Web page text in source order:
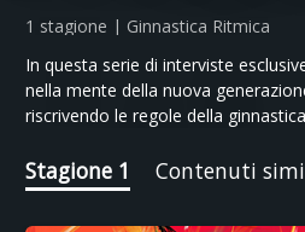
1 stagione | Ginnastica Ritmica
In questa serie di interviste
nella mente della nuova
riscrivendo le regole della
ritratto autentico, fresco e potente
giorno con disciplina, passione e
Stagione 1 Contenuti